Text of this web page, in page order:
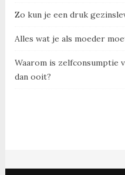
Zo kun je een druk
Alles wat je als moeder
Waarom is zelfconsumptie
dan ooit?